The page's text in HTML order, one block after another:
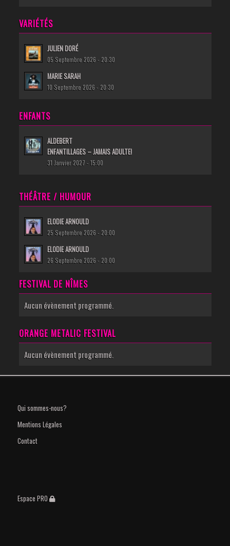
VARIÉTÉS
JULIEN DORÉ
05 Septembre 2026 - 20:30
MARIE SARAH
10 Septembre 2026 - 20:30
ENFANTS
ALDEBERT
ENFANTILLAGES – JAMAIS ADULTE!
31 Janvier 2027 - 15:00
THÉÂTRE / HUMOUR
ELODIE ARNOULD
25 Septembre 2026 - 20:00
ELODIE ARNOULD
26 Septembre 2026 - 20:00
FESTIVAL DE NÎMES
Aucun évènement programmé.
ORANGE METALIC FESTIVAL
Aucun évènement programmé.
Qui sommes-nous?
Mentions Légales
Contact
Espace PRO